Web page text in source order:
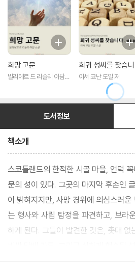
희망 고문
빌리에르 드 리슬리 아담
희귀 성씨를 찾습
아서 코난 도일 저
도서정보
책소개
스코틀랜드의 한적한 시골 마을, 언덕
문의 성이 있다. 그곳의 마지막 후손인
이 밝혀지지만, 사망 경위에 의심스러운
는 형사와 사립 탐정을 파견하고, 브라
하게 된다. 그들이 발견한 것은, 촛대 없